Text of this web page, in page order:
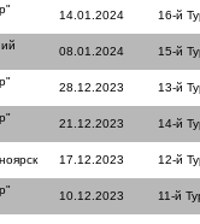
14.01.2024 16-й
08.01.2024 15-й
28.12.2023 13-й
21.12.2023 14-й
17.12.2023 12-й
10.12.2023 11-й